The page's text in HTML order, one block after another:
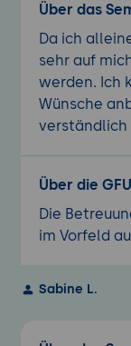
Über das
Da ich
sehr auf
werden. Ich
Wünsche
verständlich
Über die GFU
Die
im Vorfeld
Sabine L.